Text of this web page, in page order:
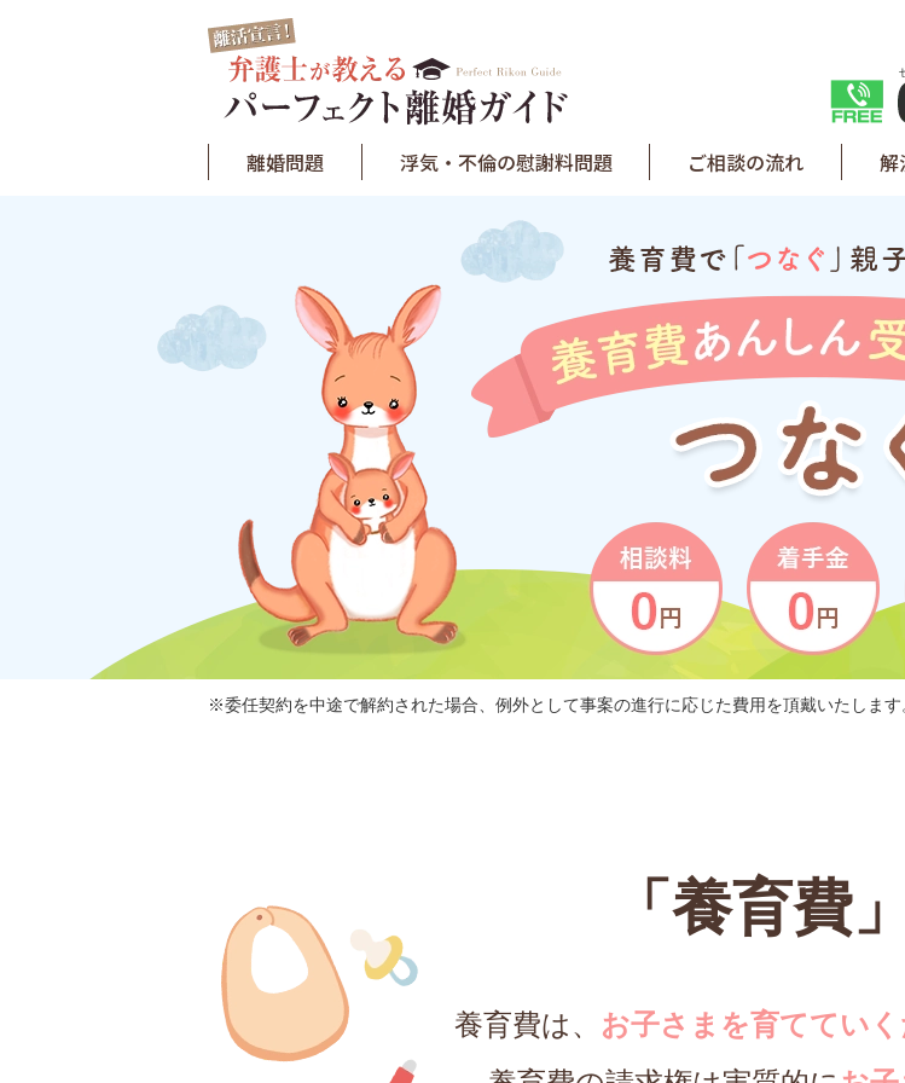
離婚問題 浮気・不倫の慰謝料問題 ご相談の流れ 解
※委任契約を中途で解約された場合、例外として事案の進行に応じた費用を頂戴いたします
「養育費」
養育費は、 お子さまを育ててい